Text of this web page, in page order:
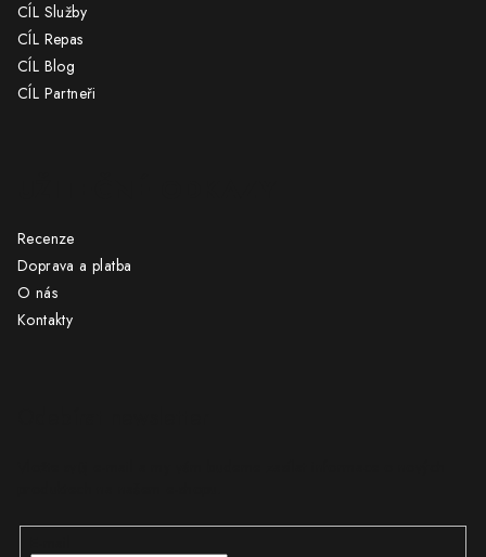
CÍL Služby
CÍL Repas
CÍL Blog
CÍL Partneři
Recenze
Doprava a platba
O nás
Kontakty